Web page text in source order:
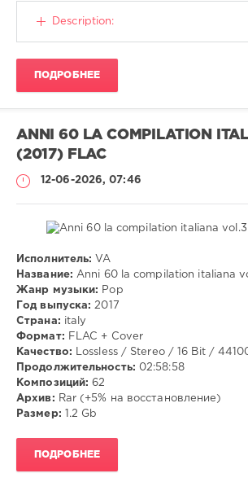
Обои
84
Обои ,
стол
картинки,
микс,
разное
,
Pictures
Description:
ПОДРОБНЕЕ
ANNI 60 LA COMPILATION
(2017) FLAC
12-06-2026, 07:46
Музыка
VANGOG19
Исполнитель: VA
Название: Anni 60 la compilation italiana
Жанр музыки:
Pop
Год выпуска: 2017
Страна: italy
Формат: FLAC + Cover
Качество: Lossless / Stereo / 16 Bit /
Продолжительность: 02:58:58
Композиций: 62
Архив: Rar (+5% на восстановление)
Размер: 1.2 Gb
ПОДРОБНЕЕ